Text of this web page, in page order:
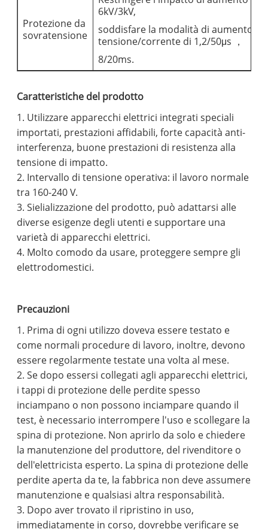
Protezione da
sovratensione
6kV/3kV,
soddisfare la modalità di aumento
tensione/corrente di 1,2/50μs ，
8/20ms.
Caratteristiche del prodotto
1. Utilizzare apparecchi elettrici integrati speciali
importati, prestazioni affidabili, forte capacità anti-
interferenza, buone prestazioni di resistenza alla
tensione di impatto.
2. Intervallo di tensione operativa: il lavoro normale
tra 160-240 V.
3. Sielializzazione del prodotto, può adattarsi alle
diverse esigenze degli utenti e supportare una
varietà di apparecchi elettrici.
4. Molto comodo da usare, proteggere sempre gli
elettrodomestici.
Precauzioni
1. Prima di ogni utilizzo doveva essere testato e
come normali procedure di lavoro, inoltre, devono
essere regolarmente testate una volta al mese.
2. Se dopo essersi collegati agli apparecchi elettrici,
i tappi di protezione delle perdite spesso
inciampano o non possono inciampare quando il
test, è necessario interrompere l'uso e scollegare la
spina di protezione. Non aprirlo da solo e chiedere
la manutenzione del produttore, del rivenditore o
dell'elettricista esperto. La spina di protezione delle
perdite aperta da te, la fabbrica non deve assumere
manutenzione e qualsiasi altra responsabilità.
3. Dopo aver trovato il ripristino in uso,
immediatamente in corso, dovrebbe verificare se